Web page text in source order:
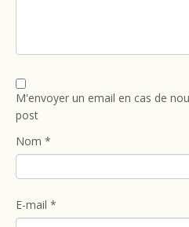
M'envoyer un email en cas de
post
Nom *
E-mail *